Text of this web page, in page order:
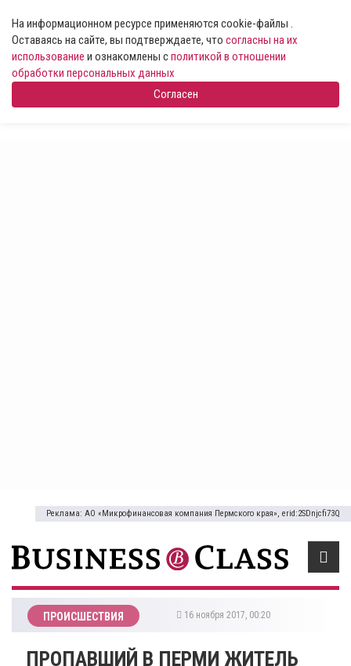
На информационном ресурсе применяются cookie-файлы .
Оставаясь на сайте, вы подтверждаете, что согласны на их
использование и ознакомлены сполитикой в отношении
обработки персональных данных
Согласен
Реклама: АО «Микрофинансовая компания Пермского края», erid:2SDnjcfi73Q
ПРОИСШЕСТВИЯ 16 ноября 2017, 00:20
ПРОПАВШИЙ В ПЕРМИ ЖИТЕЛЬ